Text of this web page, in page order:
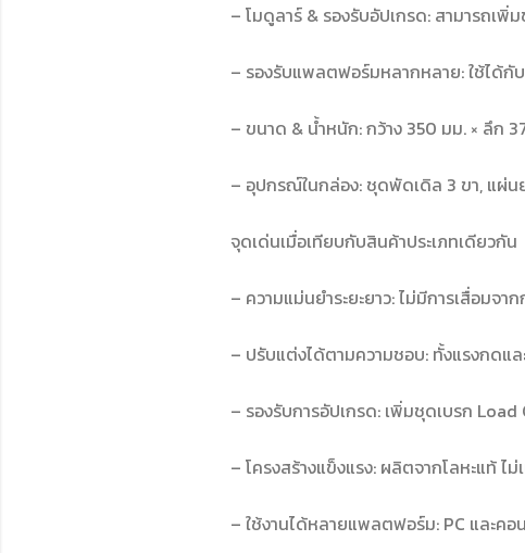
– โมดูลาร์ & รองรับอัปเกรด: สามารถเ
– รองรับแพลตฟอร์มหลากหลาย: ใช้ได้กั
– ขนาด & น้ำหนัก: กว้าง 350 มม. × ลึก
– อุปกรณ์ในกล่อง: ชุดพัดเดิล 3 ขา, แผ่น
จุดเด่นเมื่อเทียบกับสินค้าประเภทเดียวกัน
– ความแม่นยำระยะยาว: ไม่มีการเสื่อมจา
– ปรับแต่งได้ตามความชอบ: ทั้งแรงกดแ
– รองรับการอัปเกรด: เพิ่มชุดเบรก
– โครงสร้างแข็งแรง: ผลิตจากโลหะแท้ ไ
– ใช้งานได้หลายแพลตฟอร์ม: PC และค